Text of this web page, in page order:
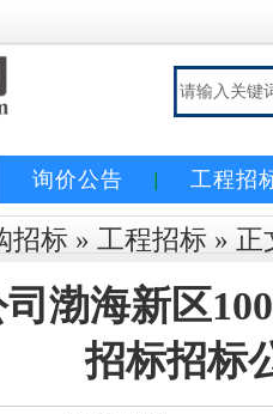
询价公告 工程招
招标 » 工程招标 » 正
渤海新区
招标招标